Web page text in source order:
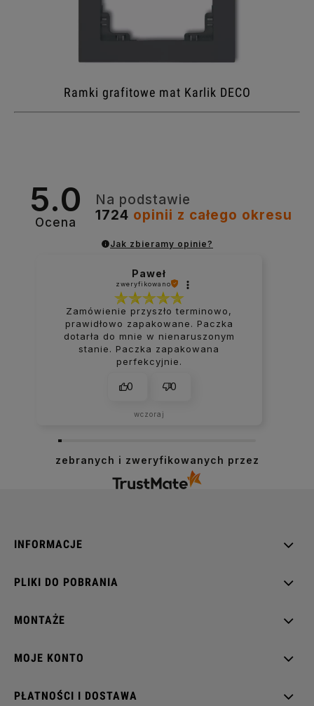
Ramki grafitowe mat Karlik DECO
5.0
Ocena
Na podstawie
1724 opinii z całego okresu
Jak zbieramy opinie?
Paweł
zweryfikowano
Zamówienie przyszło terminowo,
prawidłowo zapakowane. Paczka
dotarła do mnie w nienaruszonym
stanie. Paczka zapakowana
perfekcyjnie.
0 0
wczoraj
zebranych i zweryfikowanych przez
INFORMACJE
PLIKI DO POBRANIA
MONTAŻE
MOJE KONTO
PŁATNOŚCI I DOSTAWA